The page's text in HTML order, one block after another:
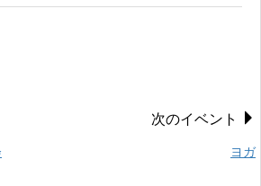
次のイベント
ヨガ